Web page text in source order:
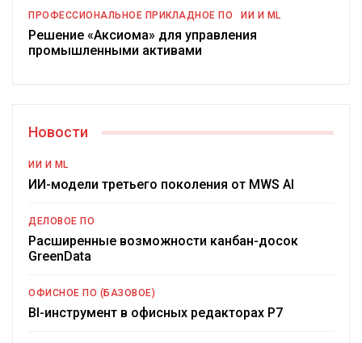
ПРОФЕССИОНАЛЬНОЕ ПРИКЛАДНОЕ ПО ИИ И ML
Решение «Аксиома» для управления
промышленными активами
Новости
ИИ И ML
ИИ-модели третьего поколения от MWS AI
ДЕЛОВОЕ ПО
Расширенные возможности канбан-досок
GreenData
ОФИСНОЕ ПО (БАЗОВОЕ)
BI-инструмент в офисных редакторах Р7